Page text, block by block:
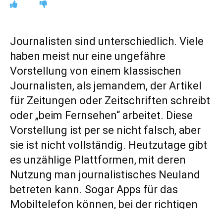
Journalisten sind unterschiedlich. Viele
haben meist nur eine ungefähre
Vorstellung von einem klassischen
Journalisten, als jemandem, der Artikel
für Zeitungen oder Zeitschriften schreibt
oder „beim Fernsehen“ arbeitet. Diese
Vorstellung ist per se nicht falsch, aber
sie ist nicht vollständig. Heutzutage gibt
es unzählige Plattformen, mit deren
Nutzung man journalistisches Neuland
betreten kann. Sogar Apps für das
Mobiltelefon können, bei der richtigen